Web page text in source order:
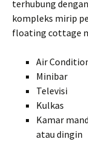
terhubung
kompleks mirip
floating cottage
Air
Minibar
Televisi
Kulkas
Kamar
atau dingin